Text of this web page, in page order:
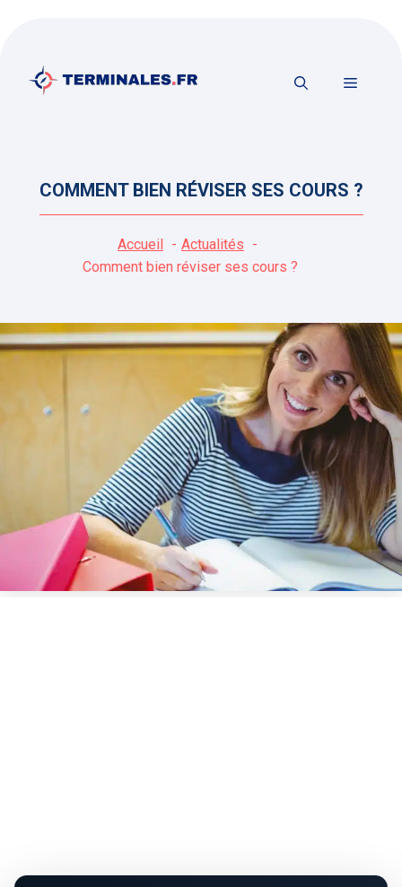
contenu
MENU
COMMENT BIEN RÉVISER SES COURS ?
Accueil
Actualités
Comment bien réviser ses cours ?